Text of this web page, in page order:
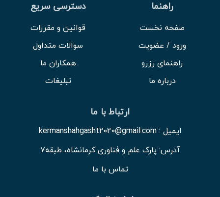
راهنما
صفحه نخست
ورود / عضویت
راهنمای رزرو
درباره ما
دسترسی سریع
قوانین و مقررات
سوالات متداول
همکاران ما
تبلیغات
ارتباط با ما
ایمیل : kermanshahgasht2020@gmail.com
آدرس: پارک علم و فناوری کرمانشاه، طبقه7
تماس با ما